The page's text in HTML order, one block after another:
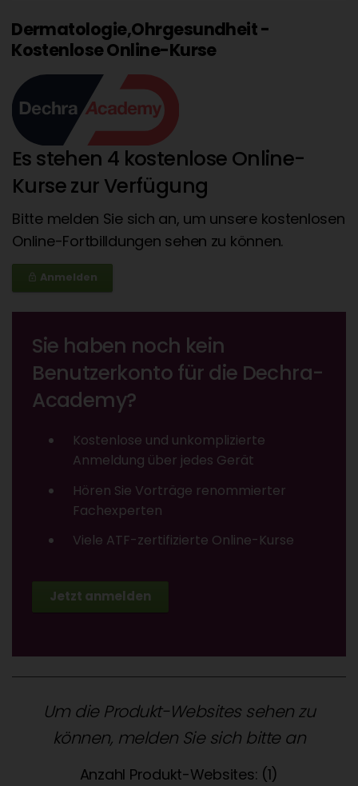
Dermatologie,Ohrgesundheit -
Kostenlose Online-Kurse
Es stehen 4 kostenlose Online-
Kurse zur Verfügung
Bitte melden Sie sich an, um unsere kostenlosen
Online-Fortbilldungen sehen zu können.
lock_outline Anmelden
Sie haben noch kein
Benutzerkonto für die Dechra-
Academy?
Kostenlose und unkomplizierte
Anmeldung über jedes Gerät
Hören Sie Vorträge renommierter
Fachexperten
Viele ATF-zertifizierte Online-Kurse
Jetzt anmelden
Um die Produkt-Websites sehen zu
können, melden Sie sich bitte an
Anzahl Produkt-Websites: (1)